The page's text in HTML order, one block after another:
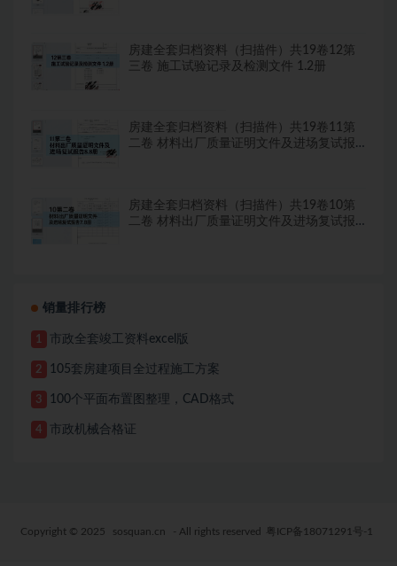
房建全套归档资料（扫描件）共19卷12第
三卷 施工试验记录及检测文件 1.2册
房建全套归档资料（扫描件）共19卷11第
二卷 材料出厂质量证明文件及进场复试报
房建全套归档资料（扫描件）共19卷10第
二卷 材料出厂质量证明文件及进场复试报
销量排行榜
1 市政全套竣工资料excel版
2 105套房建项目全过程施工方案
3 100个平面布置图整理，CAD格式
4 市政机械合格证
Copyright © 2025 sosquan.cn - All rights reserved 粤ICP备18071291号-1